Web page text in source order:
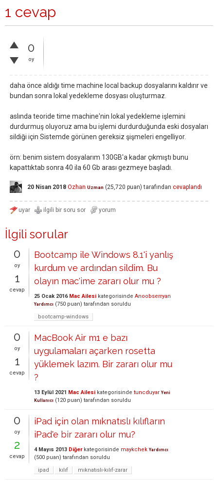
1 cevap
0
oy
daha önce aldığı time machine local backup dosyalarını kaldırır ve
bundan sonra lokal yedekleme dosyası oluşturmaz.
aslında teoride time machine'nin lokal yedekleme işlemini
durdurmuş oluyoruz ama bu işlemi durdurduğunda eski dosyaları
sildiği için Sistemde görünen gereksiz şişmeleri engelliyor.
örn: benim sistem dosyalarım 130GB'a kadar çıkmıştı bunu
kapattıktab sonra 40 ila 60 Gb arası gezmeye başladı.
20 Nisan 2018 Ozhan Uzman (25,720 puan) tarafından cevaplandı
İlgili sorular
0
oy
1
cevap
Bootcamp ile Windows 8.1'i yanlış
kurdum ve ardından sildim. Bu
olayın mac'ime zararı olur mu ?
25 Ocak 2016 Mac Ailesi kategorisinde Anoobserryan
Yardımcı (750 puan) tarafından soruldu
bootcamp-windows
0
oy
1
cevap
MacBook Air m1 e bazı
uygulamaları açarken rosetta
yüklemek lazım. Bir zararı olur mu
?
13 Eylül 2021 Mac Ailesi kategorisinde tuncduyar Yeni
Kullanıcı (120 puan) tarafından soruldu
0
oy
2
cevap
iPad için olan mıknatıslı kılıfların
iPad'e bir zararı olur mu?
4 Mayıs 2013 Diğerkategorisinde maykchek Yardımcı
(500 puan) tarafından soruldu
ipad
kılıf mıknatıslı-kılıf-zarar